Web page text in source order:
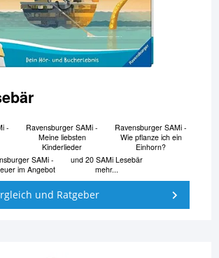
-
Ravensburger SAMi -
Meine liebsten
Kinderlieder
Ravensburger SAMi -
Wie pflanze ich ein
Einhorn?
SAMi -
im Angebot
und 20 SAMi Lesebär
mehr...
und Ratgeber